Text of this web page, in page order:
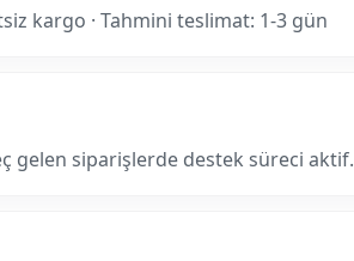
kargo · Tahmini teslimat: 1-3 gün
gelen siparişlerde destek süreci aktif.